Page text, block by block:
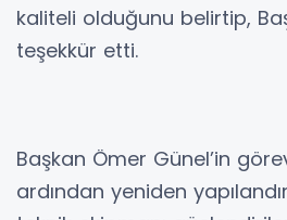
kaliteli olduğunu belirtip,
teşekkür etti.
Başkan Ömer Günel’in
ardından yeniden